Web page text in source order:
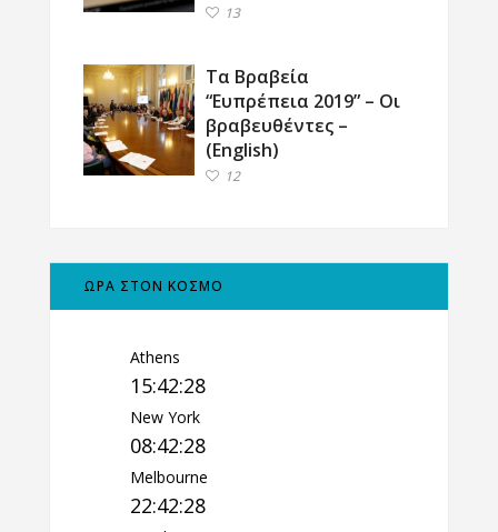
13
Τα Βραβεία
“Ευπρέπεια 2019” – Οι
βραβευθέντες –
(English)
12
ΩΡΑ ΣΤΟΝ ΚΟΣΜΟ
Athens
15:42:29
New York
08:42:29
Melbourne
22:42:29